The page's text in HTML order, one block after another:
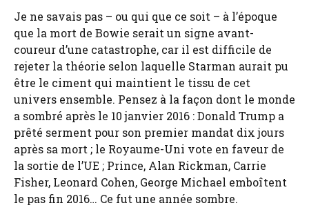
Je ne savais pas – ou qui que ce soit – à l’époque
que la mort de Bowie serait un signe avant-
coureur d’une catastrophe, car il est difficile de
rejeter la théorie selon laquelle Starman aurait pu
être le ciment qui maintient le tissu de cet
univers ensemble. Pensez à la façon dont le monde
a sombré après le 10 janvier 2016 : Donald Trump a
prêté serment pour son premier mandat dix jours
après sa mort ; le Royaume-Uni vote en faveur de
la sortie de l’UE ; Prince, Alan Rickman, Carrie
Fisher, Leonard Cohen, George Michael emboîtent
le pas fin 2016… Ce fut une année sombre.